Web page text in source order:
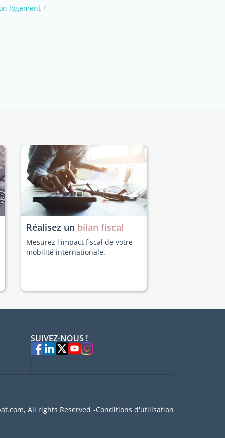
logement ?
Réalisez un bilan fiscal
Mesurez l'impact fiscal de votre
mobilité internationale.
SUIVEZ-NOUS !
All rights Reserved Conditions d'utilisation